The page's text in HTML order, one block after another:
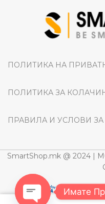
ПОЛИТИКА НА
ПОЛИТИКА ЗА
ПРАВИЛА И УСЛОВИ
SmartShop.mk @
Имате